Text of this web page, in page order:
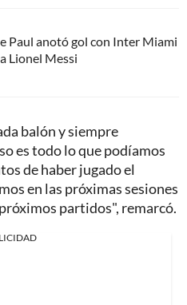
Paul anotó gol con Inter Miami
Lionel Messi
balón y siempre
es todo lo que podíamos
de haber jugado el
en las próximas sesiones
partidos", remarcó.